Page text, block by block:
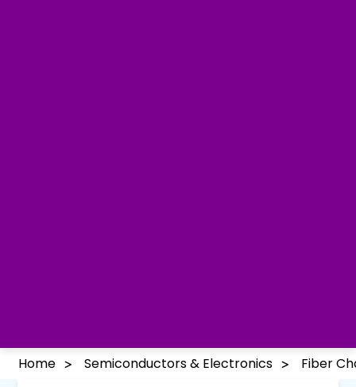
Home Semiconductors & Electronics Fiber